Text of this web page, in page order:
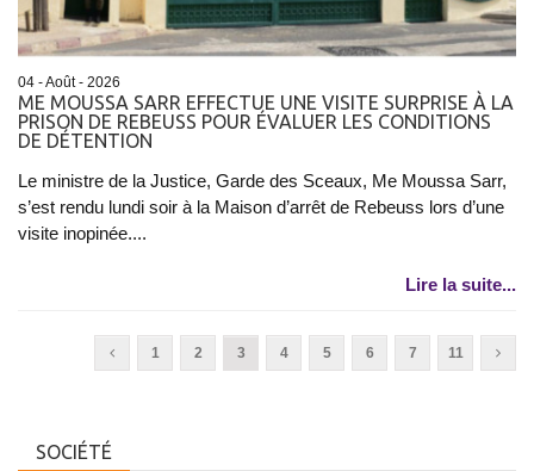
04 - Août - 2026
ME MOUSSA SARR EFFECTUE UNE VISITE SURPRISE À LA
PRISON DE REBEUSS POUR ÉVALUER LES CONDITIONS
DE DÉTENTION
Le ministre de la Justice, Garde des Sceaux, Me Moussa Sarr,
s’est rendu lundi soir à la Maison d’arrêt de Rebeuss lors d’une
visite inopinée....
Lire la suite...
1 2 3 4 5 6 7 11
SOCIÉTÉ